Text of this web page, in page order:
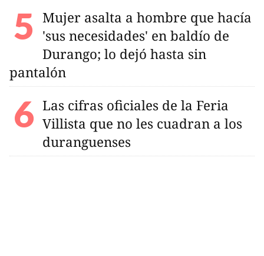
Mujer asalta a hombre que hacía
'sus necesidades' en baldío de
Durango; lo dejó hasta sin
pantalón
Las cifras oficiales de la Feria
Villista que no les cuadran a los
duranguenses